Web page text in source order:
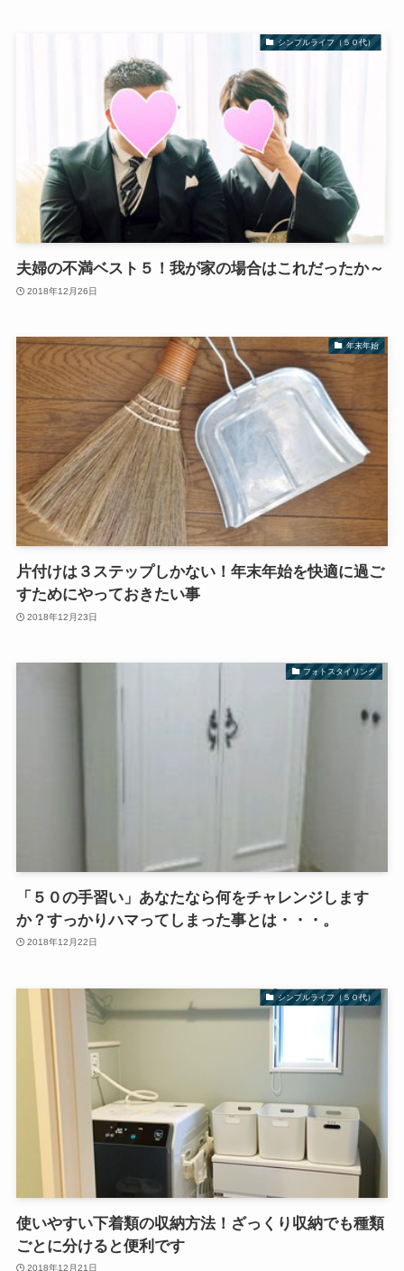
シンプルライフ（５０代）
夫婦の不満ベスト５！我が家の場合はこれだったか～
2018年12月26日
年末年始
片付けは３ステップしかない！年末年始を快適に過ご
すためにやっておきたい事
2018年12月23日
フォトスタイリング
「５０の手習い」あなたなら何をチャレンジします
か？すっかりハマってしまった事とは・・・。
2018年12月22日
シンプルライフ（５０代）
使いやすい下着類の収納方法！ざっくり収納でも種類
ごとに分けると便利です
2018年12月21日